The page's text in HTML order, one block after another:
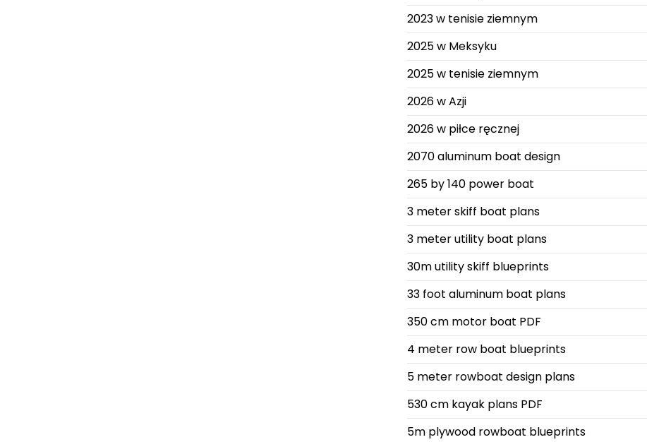
2023 w tenisie ziemnym
2025 w Meksyku
2025 w tenisie ziemnym
2026 w Azji
2026 w piłce ręcznej
2070 aluminum boat design
265 by 140 power boat
3 meter skiff boat plans
3 meter utility boat plans
30m utility skiff blueprints
33 foot aluminum boat plans
350 cm motor boat PDF
4 meter row boat blueprints
5 meter rowboat design plans
530 cm kayak plans PDF
5m plywood rowboat blueprints